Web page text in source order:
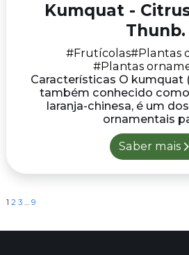
Kumquat -
Thunb.
#Frutícolas#Plantas
#Plantas
Características O kumquat
também conhecido como
laranja-chinesa, é um
ornamentais
Saber mais
Paginação
1 2 3 9